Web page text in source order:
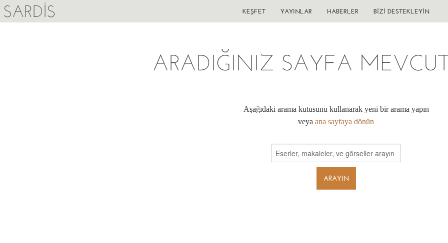
SARDIS KEŞFET YAYINLAR HABERLER BIZI DESTEKLEYIN
ARADIĞINIZ SAYFA
Aşağıdaki arama kutusunu kullanarak yeni bir arama yapın
veya ana sayfaya dönün